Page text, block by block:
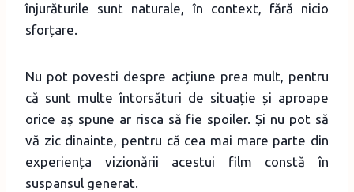
înjurăturile sunt naturale, în context, fără nicio
sforțare.
Nu pot povesti despre acțiune prea mult, pentru
că sunt multe întorsături de situație și aproape
orice aș spune ar risca să fie spoiler. Și nu pot să
vă zic dinainte, pentru că cea mai mare parte din
experiența vizionării acestui film constă în
suspansul generat.